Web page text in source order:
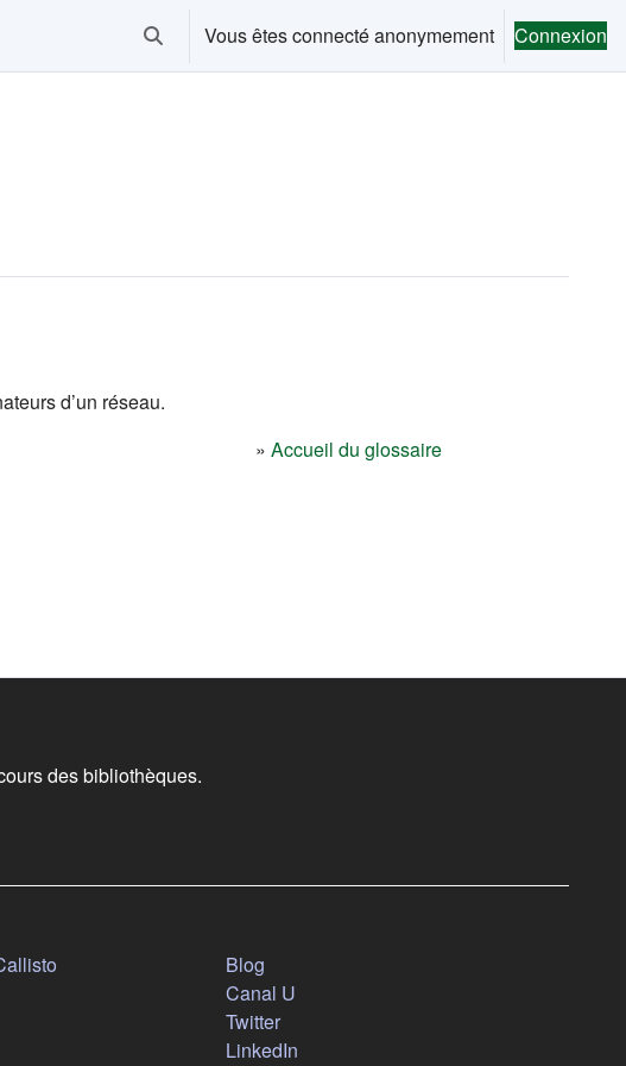
Activer/désactiver la saisie de recherche
Vous êtes connecté anonymement Connexion
d’un réseau.
» Accueil du glossaire
des bibliothèques.
Blog(s'ouvre dans un nouvel onglet)
Canal U(s'ouvre dans un nouvel onglet)
Twitter(s'ouvre dans un nouvel onglet)
LinkedIn(s'ouvre dans un nouvel onglet)